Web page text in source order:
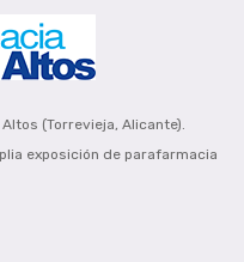
(Torrevieja, Alicante).
exposición de parafarmacia